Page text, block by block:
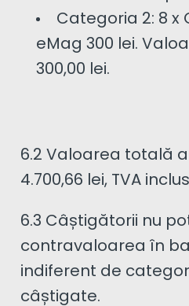
Categoria 2: 8 x
eMag 300 lei.
300,00 lei.
6.2 Valoarea totală
4.700,66 lei, TVA
6.3 Câștigătorii nu
contravaloarea în
indiferent de
câștigate.